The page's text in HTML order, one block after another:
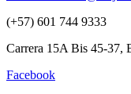
(+57) 601 744 9333
Carrera 15A Bis 45-37,
Facebook